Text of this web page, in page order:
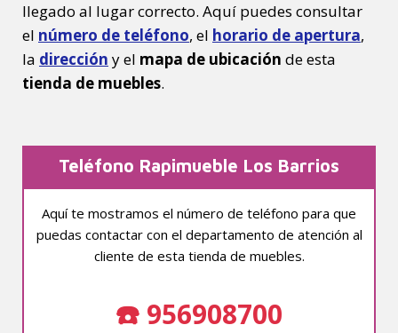
llegado al lugar correcto. Aquí puedes consultar
el número de teléfono, el horario de apertura,
la dirección y el mapa de ubicación de esta
tienda de muebles.
Teléfono Rapimueble Los Barrios
Aquí te mostramos el número de teléfono para que
puedas contactar con el departamento de atención al
cliente de esta tienda de muebles.
☎️ 956908700